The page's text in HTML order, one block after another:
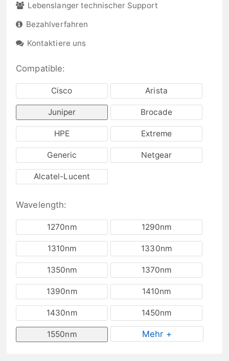
Lebenslanger technischer Support
Bezahlverfahren
Kontaktiere uns
Compatible:
Cisco Arista
Juniper Brocade
HPE Extreme
Generic Netgear
Alcatel-Lucent
Wavelength:
1270nm 1290nm
1310nm 1330nm
1350nm 1370nm
1390nm 1410nm
1430nm 1450nm
1550nm Mehr +